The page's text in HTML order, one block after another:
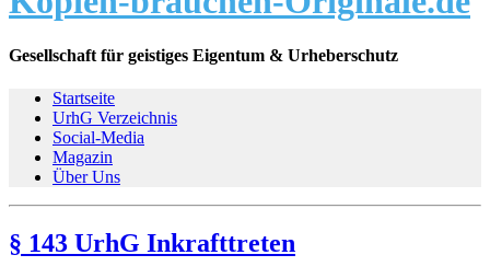
Gesellschaft für geistiges Eigentum & Urheberschutz
Startseite
UrhG Verzeichnis
Social-Media
Magazin
Über Uns
§ 143 UrhG Inkrafttreten